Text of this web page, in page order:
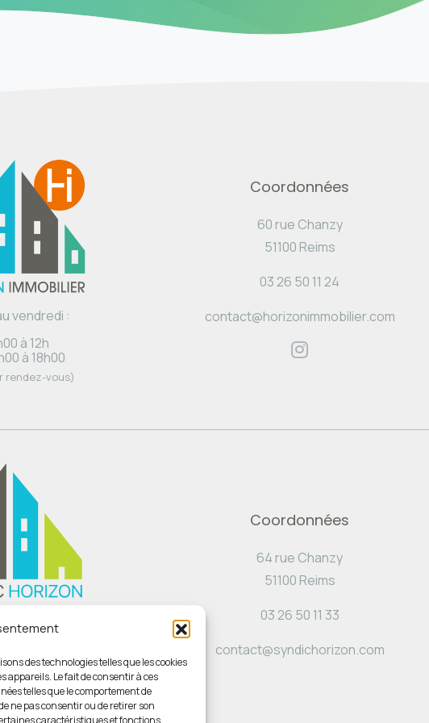
des technologies telles que les cookies
appareils. Le fait de consentir à ces
telles que le comportement de
ne pas consentir ou de retirer son
caractéristiques et fonctions.
vendredi :
à 12h
à 18h00
rendez-vous)
Coordonnées
60 rue Chanzy
51100 Reims
03 26 50 11 24
contact@horizonimmobilier.com
vendredi :
à 18h00
rendez-vous)
Coordonnées
64 rue Chanzy
51100 Reims
03 26 50 11 33
contact@syndichorizon.com